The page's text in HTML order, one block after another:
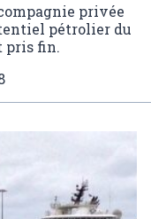
privée
pétrolier du
pris fin.